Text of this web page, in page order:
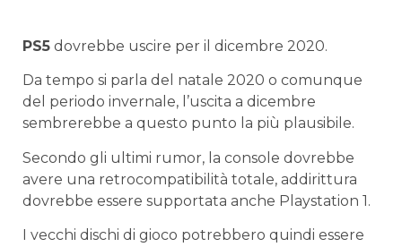
PS5 dovrebbe uscire per il dicembre 2020.
Da tempo si parla del natale 2020 o comunque
del periodo invernale, l’uscita a dicembre
sembrerebbe a questo punto la più plausibile.
Secondo gli ultimi rumor, la console dovrebbe
avere una retrocompatibilità totale, addirittura
dovrebbe essere supportata anche Playstation 1.
I vecchi dischi di gioco potrebbero quindi essere